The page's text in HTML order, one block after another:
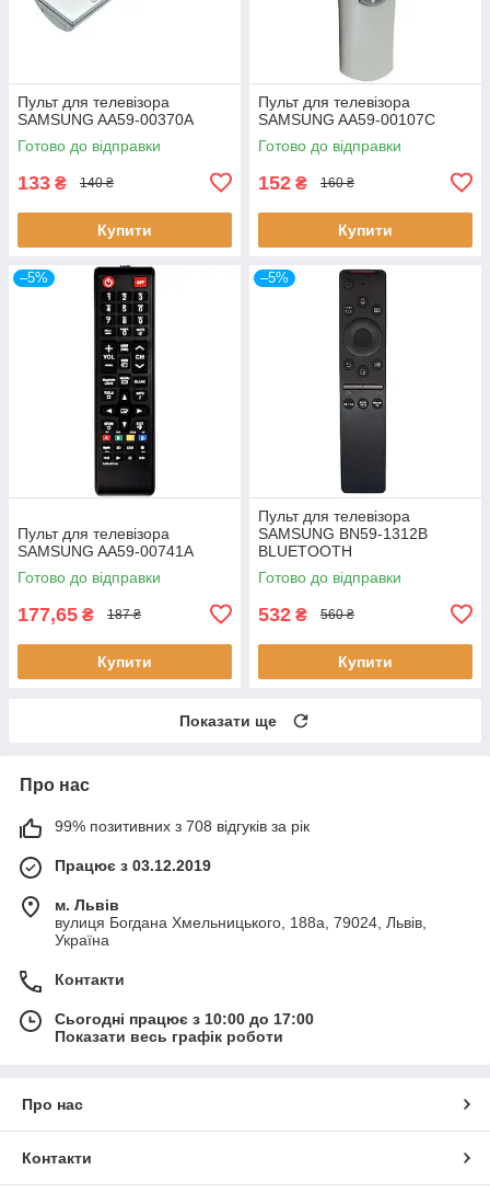
Пульт для телевізора
SAMSUNG AA59-00370A
Готово до відправки
133 ₴ 140 ₴
Купити
Пульт для телевізора
SAMSUNG AA59-00107C
Готово до відправки
152 ₴ 160 ₴
Купити
–5%
Пульт для телевізора
SAMSUNG AA59-00741A
Готово до відправки
177,65 ₴ 187 ₴
Купити
–5%
Пульт для телевізора
SAMSUNG BN59-1312B
BLUETOOTH
Готово до відправки
532 ₴ 560 ₴
Купити
Показати ще
Про нас
99% позитивних з 708 відгуків за рік
Працює з 03.12.2019
м. Львів
вулиця Богдана Хмельницького, 188а, 79024, Львів,
Україна
Контакти
Сьогодні працює з 10:00 до 17:00
Показати весь графік роботи
Про нас
Контакти